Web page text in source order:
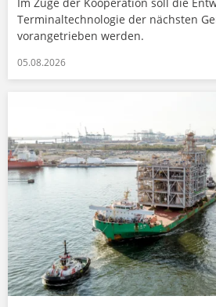
Terminaltechnologie der nächsten
vorangetrieben werden.
05.08.2026